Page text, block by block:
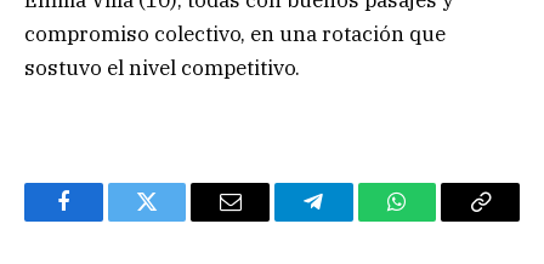
compromiso colectivo, en una rotación que
sostuvo el nivel competitivo.
FacebookTwitter Email TelegramWhatsAppCopy